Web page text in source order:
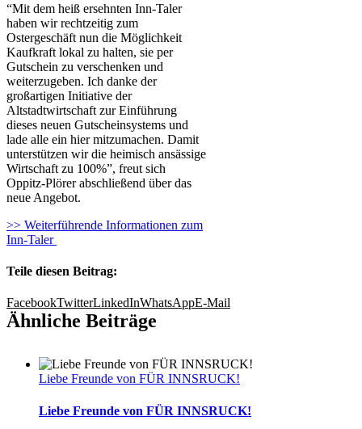
“Mit dem heiß ersehnten Inn-Taler
haben wir rechtzeitig zum
Ostergeschäft nun die Möglichkeit
Kaufkraft lokal zu halten, sie per
Gutschein zu verschenken und
weiterzugeben. Ich danke der
großartigen Initiative der
Altstadtwirtschaft zur Einführung
dieses neuen Gutscheinsystems und
lade alle ein hier mitzumachen. Damit
unterstützen wir die heimisch ansässige
Wirtschaft zu 100%”, freut sich
Oppitz-Plörer abschließend über das
neue Angebot.
>> Weiterführende Informationen zum
Inn-Taler
Teile diesen Beitrag:
FacebookTwitterLinkedInWhatsAppE-Mail
Ähnliche Beiträge
Liebe Freunde von FÜR INNSRUCK!
Liebe Freunde von FÜR INNSRUCK!